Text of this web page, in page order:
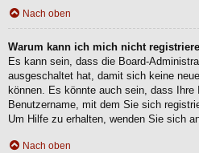
Nach oben
Warum kann ich mich nicht
Es kann sein, dass die Board-
ausgeschaltet hat, damit sich keine
können. Es könnte auch sein, dass Ihre
Benutzername, mit dem Sie sich
Um Hilfe zu erhalten, wenden Sie sich
Nach oben